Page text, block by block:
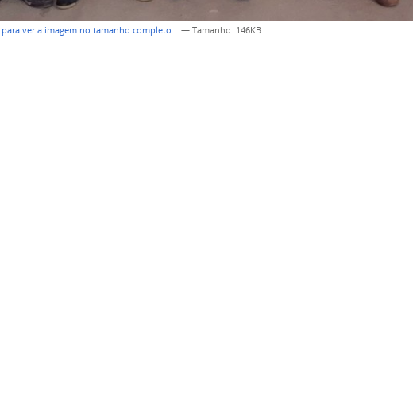
para ver a imagem no tamanho completo… —Tamanho: 146KB